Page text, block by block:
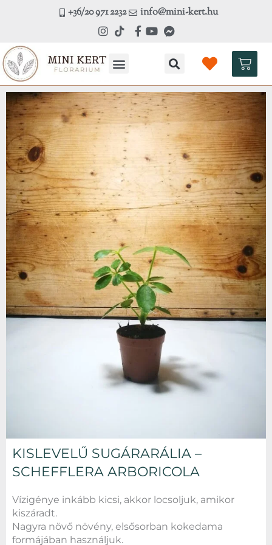
+36/20 971 2232 info@mini-kert.hu
KISLEVELŰ SUGÁRARÁLIA –
SCHEFFLERA ARBORICOLA
Vízigénye inkább kicsi, akkor locsoljuk, amikor
kiszáradt.
Nagyra növő növény, elsősorban kokedama
formájában használjuk.